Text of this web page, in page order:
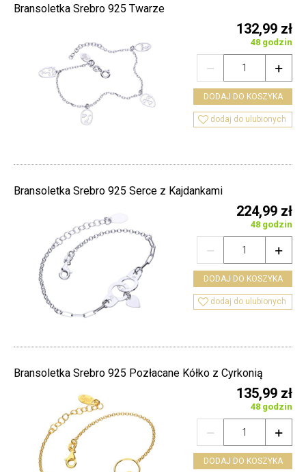
Bransoletka Srebro 925 Twarze
132,99 zł
48 godzin


DODAJ DO KOSZYKA
 dodaj do ulubionych
Bransoletka Srebro 925 Serce z Kajdankami
224,99 zł
48 godzin


DODAJ DO KOSZYKA
 dodaj do ulubionych
Bransoletka Srebro 925 Pozłacane Kółko z Cyrkonią
135,99 zł
48 godzin


DODAJ DO KOSZYKA